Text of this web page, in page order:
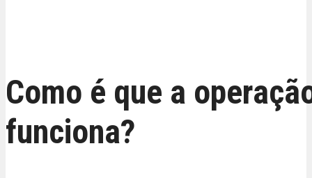
Como é que a
funciona?